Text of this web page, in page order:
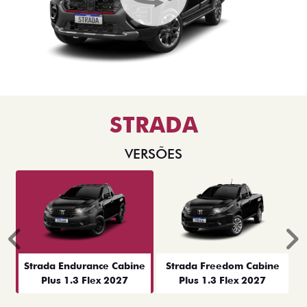
STRADA
VERSÕES
Strada Endurance Cabine
Plus 1.3 Flex 2027
Strada Freedom Cabine
Plus 1.3 Flex 2027
Anterior